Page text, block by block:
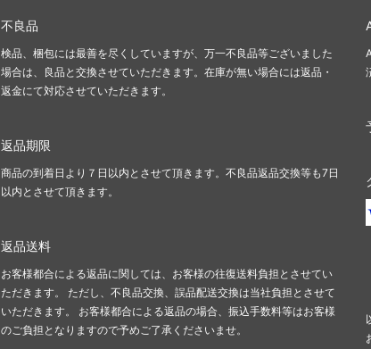
不良品
検品、梱包には最善を尽くしていますが、万一不良品等ございました
場合は、良品と交換させていただきます。在庫が無い場合には返品・
返金にて対応させていただきます。
返品期限
商品の到着日より７日以内とさせて頂きます。不良品返品交換等も7日
以内とさせて頂きます。
返品送料
お客様都合による返品に関しては、お客様の往復送料負担とさせてい
ただきます。 ただし、不良品交換、誤品配送交換は当社負担とさせて
いただきます。 お客様都合による返品の場合、振込手数料等はお客様
のご負担となりますので予めご了承くださいませ。